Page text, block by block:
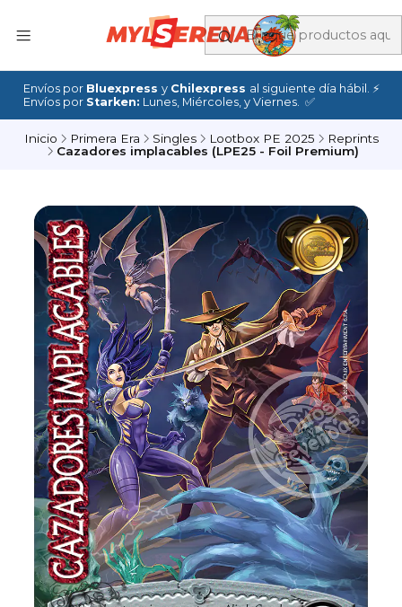
Envíos por Bluexpress y Chilexpress al siguiente día hábil. ⚡
Envíos por Starken: Lunes, Miércoles, y Viernes. ✅
Inicio Primera Era Singles Lootbox PE 2025
Reprints
Cazadores implacables (LPE25 - Foil Premium)